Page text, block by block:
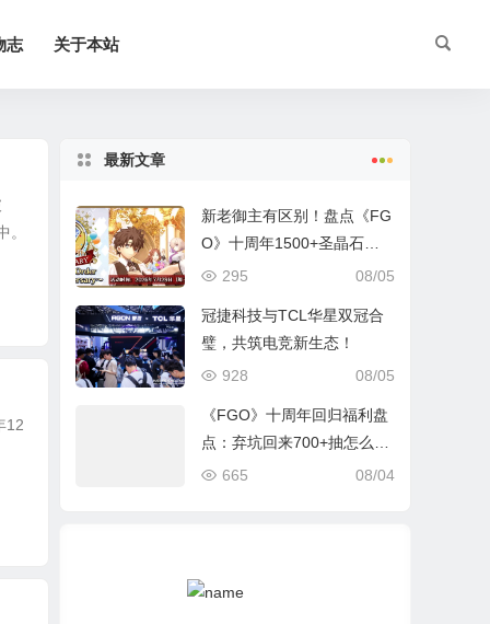
志 关于本站
12
最新文章
新老御主有区别！盘点《FG
O》十周年1500+圣晶石福
利全部获取方式
08/05
295
冠捷科技与TCL华星双冠合
璧，共筑电竞新生态！
08/05
928
《FGO》十周年回归福利盘
点：弃坑回来700+抽怎么
拿？
08/04
665